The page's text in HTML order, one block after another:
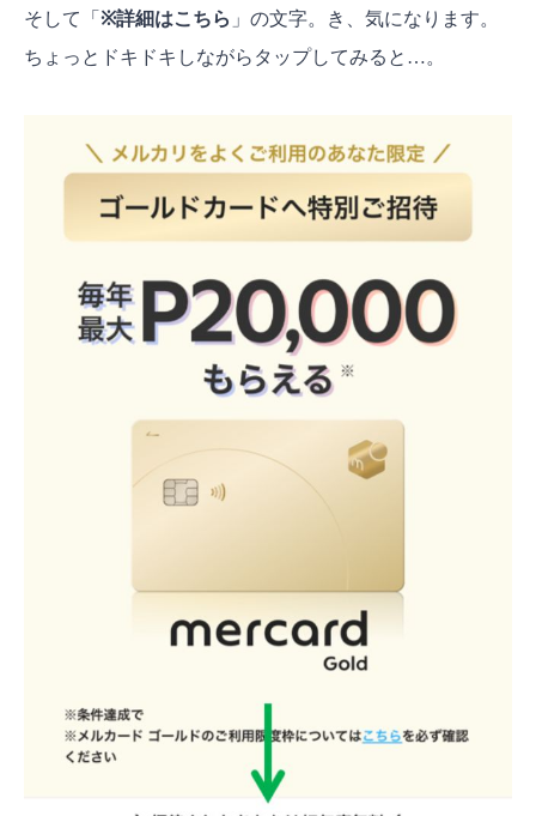
そして「 ※詳細はこちら 」の文字。き、気になります。
ちょっとドキドキしながらタップしてみると…。